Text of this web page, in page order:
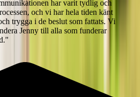
har varit tydlig och
och vi har hela tiden känt
trygga i de beslut som fattats. Vi
Jenny till alla som funderar
"